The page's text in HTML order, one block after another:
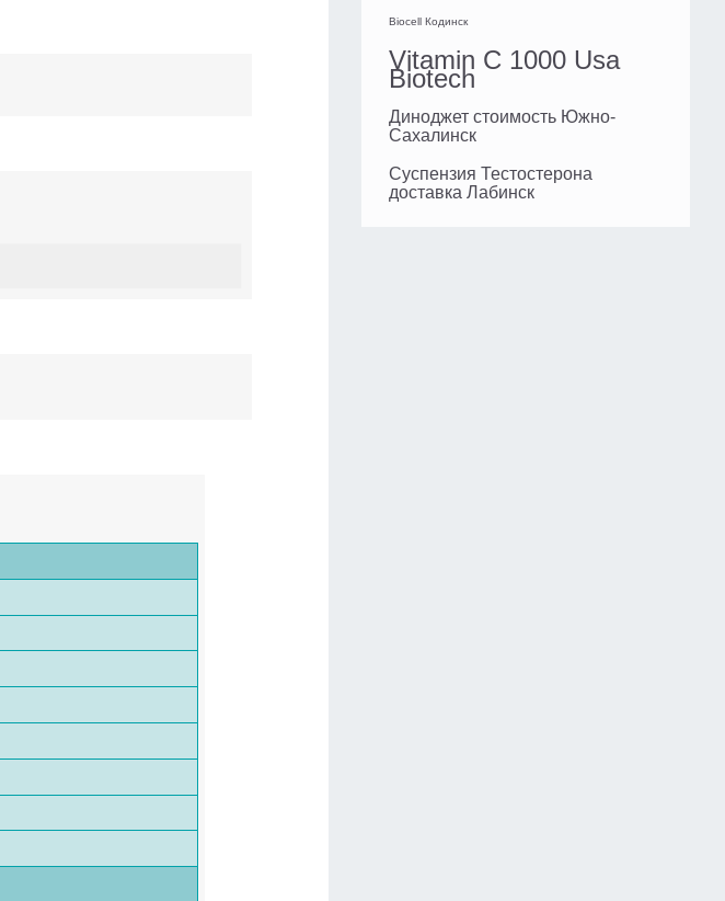
Biocell Кодинск
Vitamin C 1000 Usa
Biotech
Диноджет стоимость Южно-
Сахалинск
Суспензия Тестостерона
доставка Лабинск